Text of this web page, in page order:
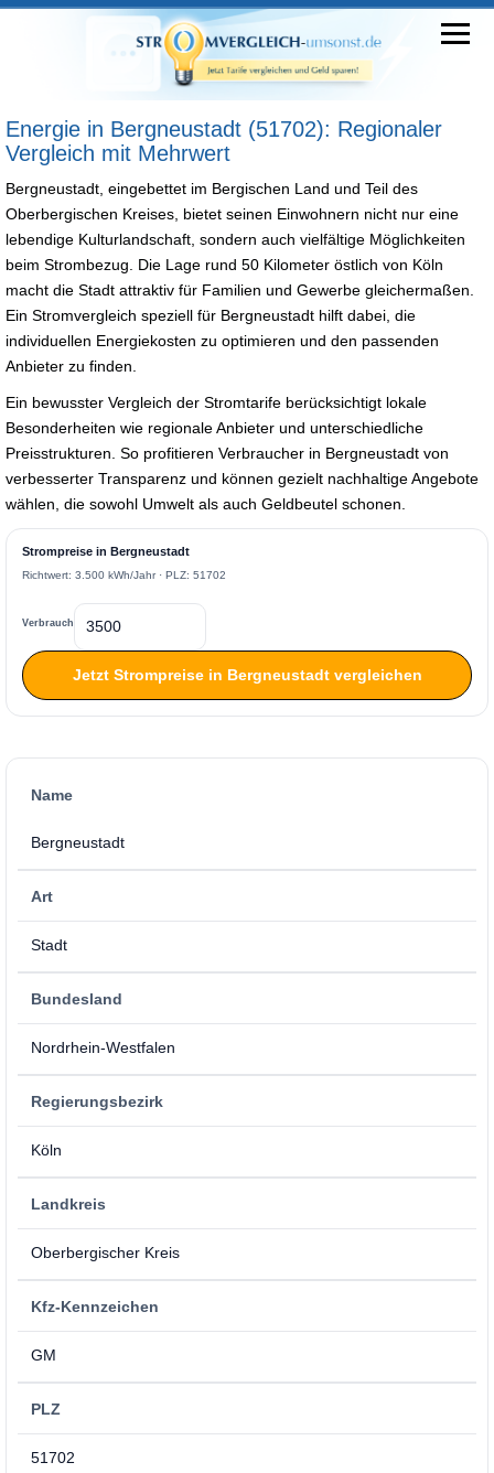
Energie in Bergneustadt (51702): Regionaler
Vergleich mit Mehrwert
Bergneustadt, eingebettet im Bergischen Land und Teil des
Oberbergischen Kreises, bietet seinen Einwohnern nicht nur eine
lebendige Kulturlandschaft, sondern auch vielfältige Möglichkeiten
beim Strombezug. Die Lage rund 50 Kilometer östlich von Köln
macht die Stadt attraktiv für Familien und Gewerbe gleichermaßen.
Ein Stromvergleich speziell für Bergneustadt hilft dabei, die
individuellen Energiekosten zu optimieren und den passenden
Anbieter zu finden.
Ein bewusster Vergleich der Stromtarife berücksichtigt lokale
Besonderheiten wie regionale Anbieter und unterschiedliche
Preisstrukturen. So profitieren Verbraucher in Bergneustadt von
verbesserter Transparenz und können gezielt nachhaltige Angebote
wählen, die sowohl Umwelt als auch Geldbeutel schonen.
Strompreise in Bergneustadt
Richtwert: 3.500 kWh/Jahr · PLZ: 51702
Verbrauch
Jetzt Strompreise in Bergneustadt vergleichen
Name
Bergneustadt
Art
Stadt
Bundesland
Nordrhein-Westfalen
Regierungsbezirk
Köln
Landkreis
Oberbergischer Kreis
Kfz-Kennzeichen
GM
PLZ
51702